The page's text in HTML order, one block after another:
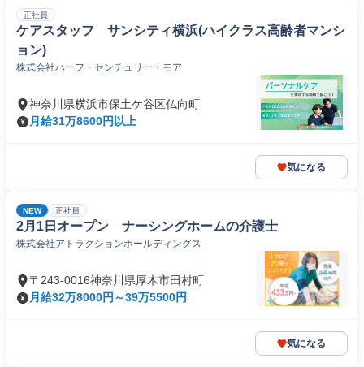
正社員
ケアスタッフ サンシティ横浜(ハイクラス高齢者マンシ
ョン)
株式会社ハーフ・センチュリー・モア
神奈川県横浜市保土ケ谷区仏向町
月給31万8600円以上
気になる
NEW 正社員
2月1日オープン ナーシングホームの介護士
株式会社アトラクションホールディングス
〒243-0016神奈川県厚木市田村町
月給32万8000円～39万5500円
気になる